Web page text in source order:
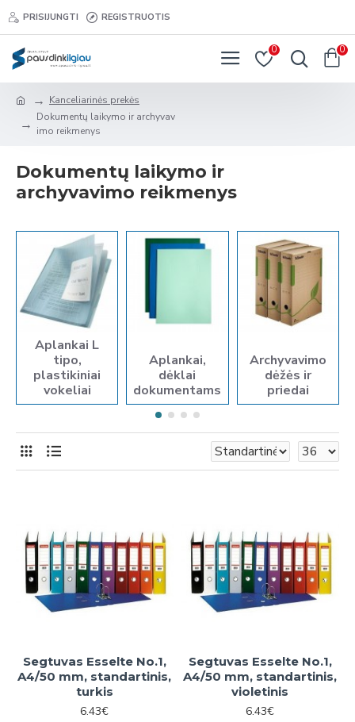
PRISIJUNGTI REGISTRUOTIS
0 0
Kanceliarinės prekės
Dokumentų laikymo ir archyvav
imo reikmenys
Dokumentų laikymo ir
archyvavimo reikmenys
Aplankai L
tipo,
plastikiniai
vokeliai
Aplankai,
dėklai
dokumentams
Archyvavimo
dėžės ir
priedai
Segtuvas Esselte No.1,
A4/50 mm, standartinis,
turkis
6.43€
Segtuvas Esselte No.1,
A4/50 mm, standartinis,
violetinis
6.43€